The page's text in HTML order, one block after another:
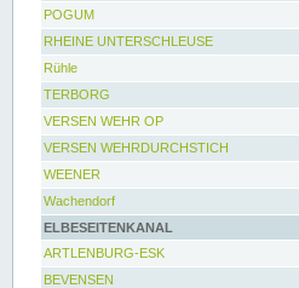
POGUM
RHEINE UNTERSCHLEUSE
Rühle
TERBORG
VERSEN WEHR OP
VERSEN WEHRDURCHSTICH
WEENER
Wachendorf
ELBESEITENKANAL
ARTLENBURG-ESK
BEVENSEN